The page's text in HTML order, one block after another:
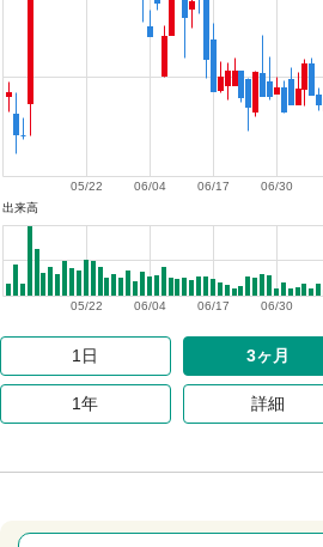
06/30
06/17
06/04
05/22
出来高
06/30
06/17
06/04
05/22
1日 3ヶ月
1年 詳細